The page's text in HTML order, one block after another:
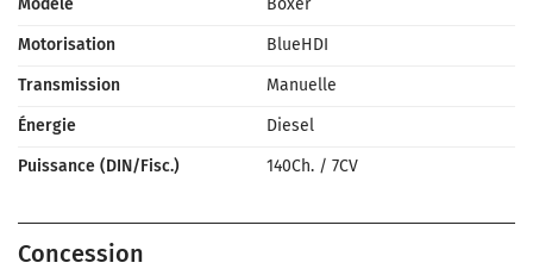
Modèle
Boxer
Motorisation
BlueHDI
Transmission
Manuelle
Énergie
Diesel
Puissance (DIN/Fisc.)
140Ch. / 7CV
Concession